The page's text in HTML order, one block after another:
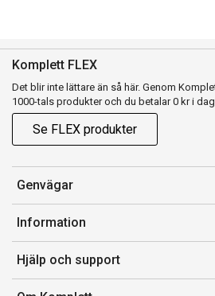
Komplett FLEX
Det blir inte lättare än så här. Genom
1000-tals produkter och du betalar 0 kr i dag.
Se FLEX produkter
Genvägar
Konto
Orderhistorik
Presentkort
Komplett Club
Information
Försäljningsvillkor
Medlemsvillkor for Komplett Club
Hjälp och support
Kontakta oss